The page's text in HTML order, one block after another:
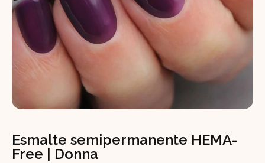
Esmalte semipermanente HEMA-
Free | Donna